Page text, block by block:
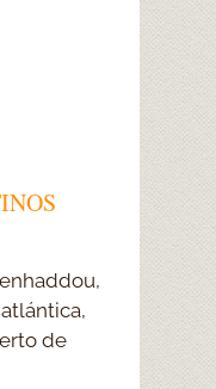
de
la vida
a